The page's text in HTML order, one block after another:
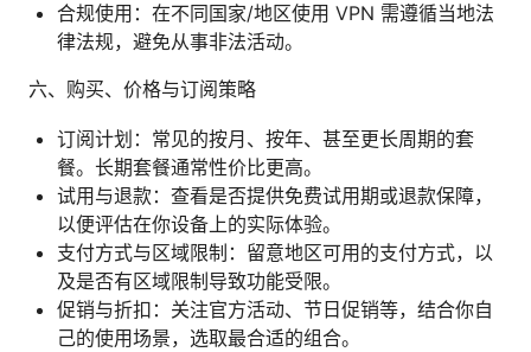
合规使用：在不同国家/地区使用 VPN 需遵循当地法
律法规，避免从事非法活动。
六、购买、价格与订阅策略
订阅计划：常见的按月、按年、甚至更长周期的套
餐。长期套餐通常性价比更高。
试用与退款：查看是否提供免费试用期或退款保障，
以便评估在你设备上的实际体验。
支付方式与区域限制：留意地区可用的支付方式，以
及是否有区域限制导致功能受限。
促销与折扣：关注官方活动、节日促销等，结合你自
己的使用场景，选取最合适的组合。